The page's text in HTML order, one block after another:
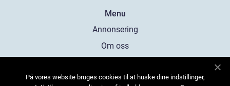
Menu
Annonsering
Om oss
Kontakta oss
På vores website bruges cookies til at huske dine indstillinger,